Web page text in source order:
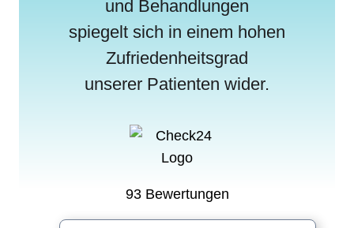
und Behandlungen
spiegelt sich in einem hohen
Zufriedenheitsgrad
unserer Patienten wider.
93 Bewertungen